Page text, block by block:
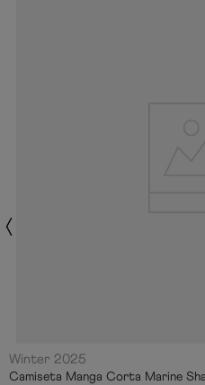
Winter 2025
Camiseta Manga Corta Marine